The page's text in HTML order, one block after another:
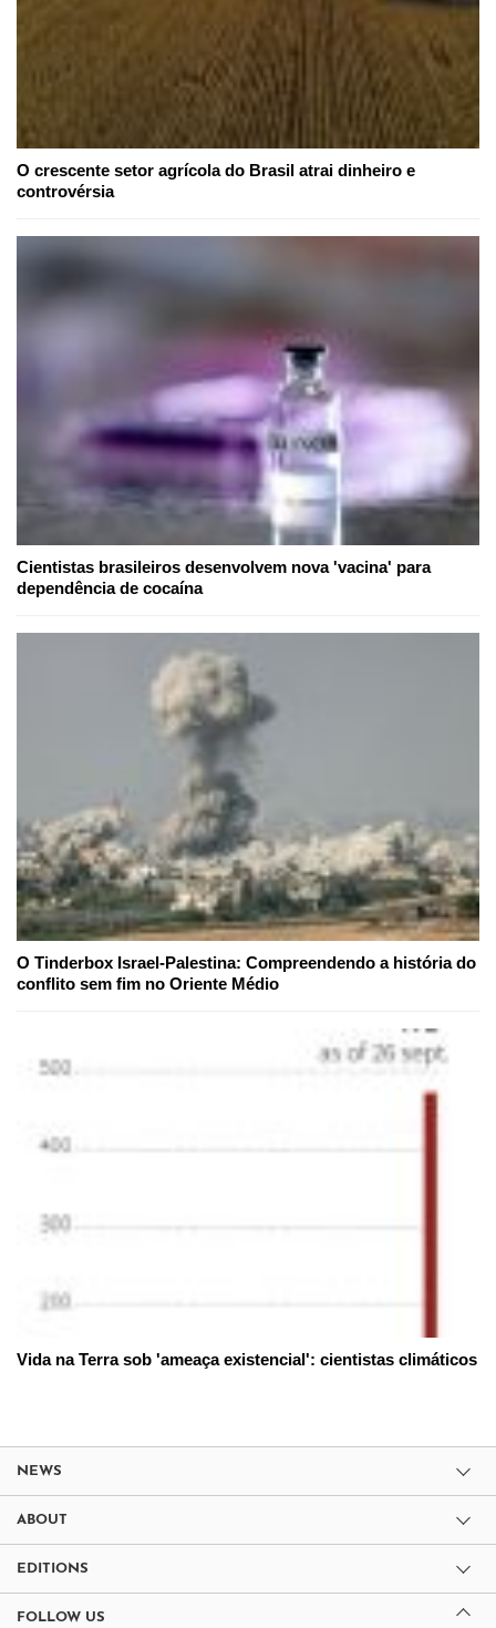
O crescente setor agrícola do Brasil atrai dinheiro e
controvérsia
Cientistas brasileiros desenvolvem nova 'vacina' para
dependência de cocaína
O Tinderbox Israel-Palestina: Compreendendo a história do
conflito sem fim no Oriente Médio
Vida na Terra sob 'ameaça existencial': cientistas climáticos
NEWS
ABOUT
EDITIONS
FOLLOW US